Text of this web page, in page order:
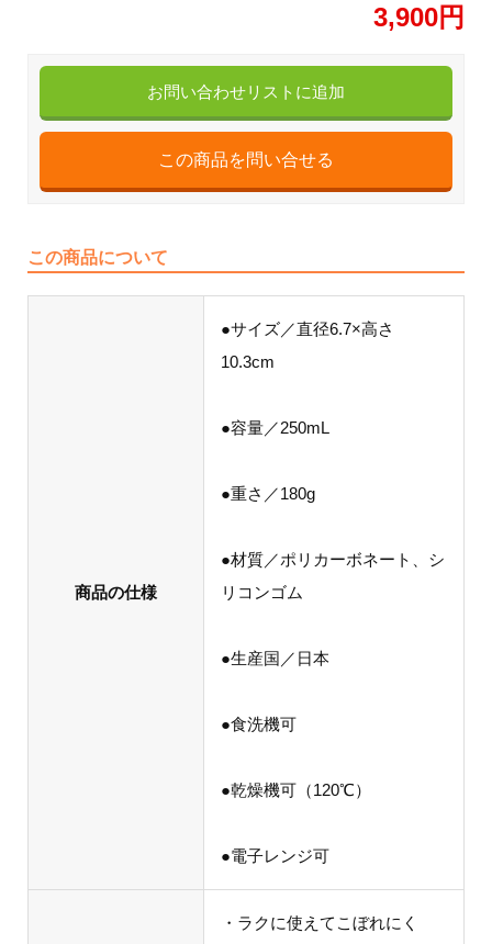
3,900円
お問い合わせリストに追加
この商品について
商品の仕様
●サイズ／直径6.7×高さ
10.3cm
●容量／250mL
●重さ／180g
●材質／ポリカーボネート、シ
リコンゴム
●生産国／日本
●食洗機可
●乾燥機可（120℃）
●電子レンジ可
・ラクに使えてこぼれにく